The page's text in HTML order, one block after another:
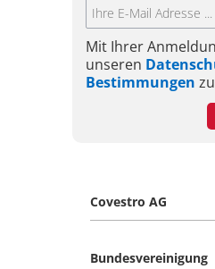
Mit Ihrer
unseren
Bestimmungen
Covestro AG
Bundesvereinigung